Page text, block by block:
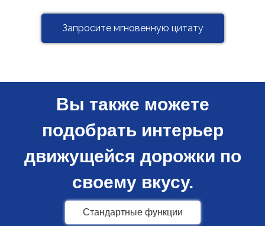
Запросите мгновенную цитату
Вы также можете
подобрать интерьер
движущейся дорожки по
своему вкусу.
Стандартные функции